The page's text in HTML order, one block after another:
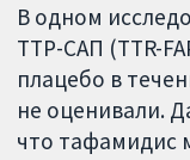
В одном
ТТР-САП (TTR-
плацебо в
не оценивали.
что тафамидис